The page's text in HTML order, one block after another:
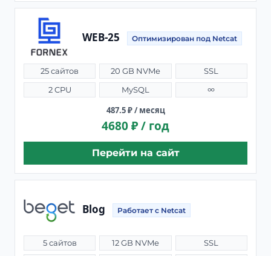
WEB-25 Оптимизирован под Netcat
25 сайтов 20 GB NVMe
SSL
2 CPU
MySQL ∞
487.5 ₽ / месяц
4680 ₽ / год
Перейти на сайт
Blog Работает с Netcat
5 сайтов 12 GB NVMe
SSL